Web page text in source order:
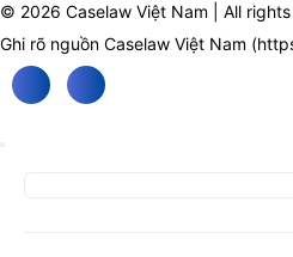
© 2026 Caselaw Việt Nam | All
Ghi rõ nguồn Caselaw Việt Nam (